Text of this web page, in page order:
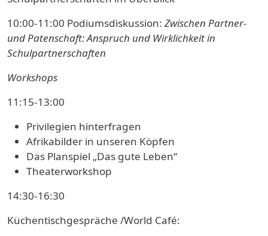
10:00-11:00 Podiumsdiskussion: Zwischen Partner-
und Patenschaft: Anspruch und Wirklichkeit in
Schulpartnerschaften
Workshops
11:15-13:00
Privilegien hinterfragen
Afrikabilder in unseren Köpfen
Das Planspiel „Das gute Leben“
Theaterworkshop
14:30-16:30
Küchentischgespräche /World Café: